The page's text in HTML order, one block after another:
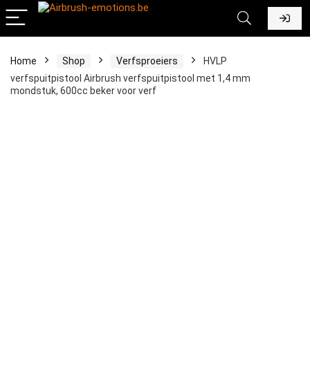
Home Shop Verfsproeiers
HVLP
verfspuitpistool Airbrush verfspuitpistool met 1,4 mm
mondstuk, 600cc beker voor verf